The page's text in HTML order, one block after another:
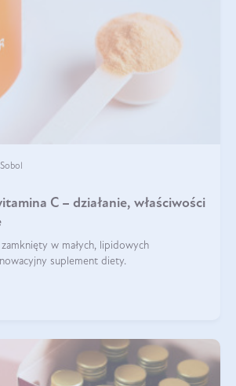
C – działanie, właściwości
w małych, lipidowych
suplement diety.